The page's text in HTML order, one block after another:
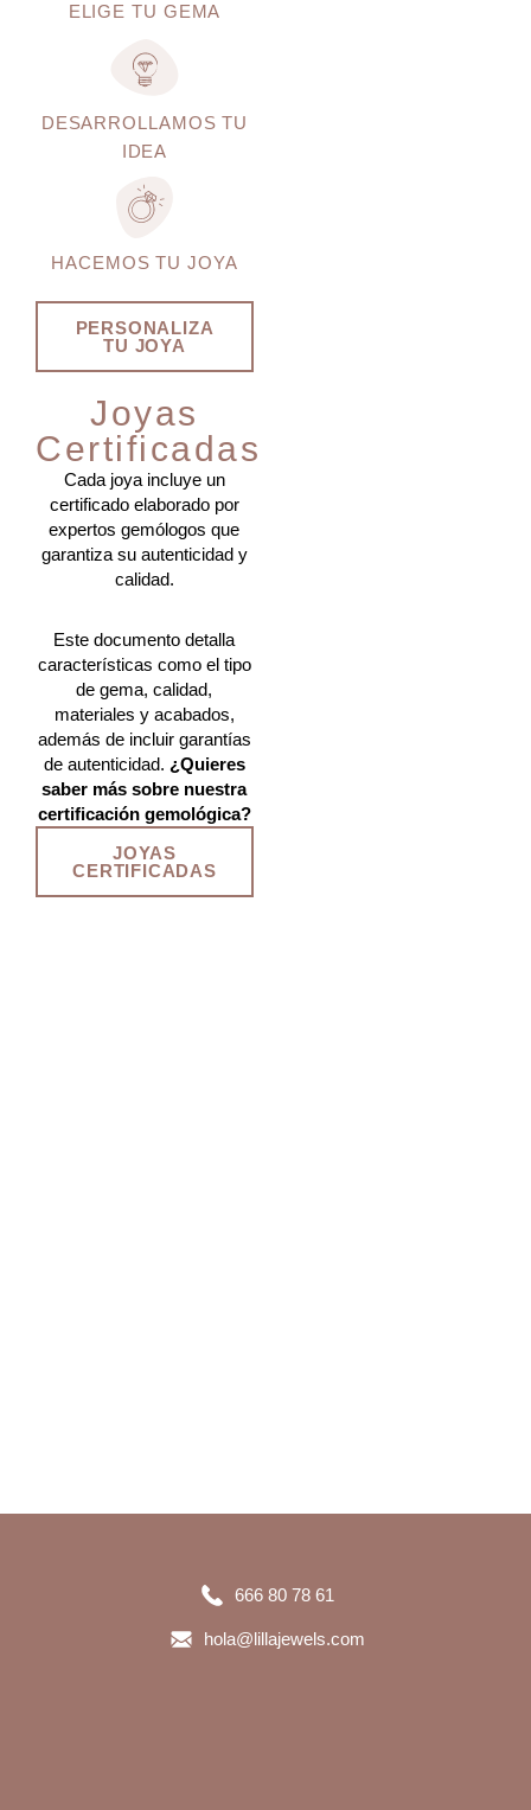
ELIGE TU GEMA
DESARROLLAMOS TU
IDEA
HACEMOS TU JOYA
PERSONALIZA
TU JOYA
Joyas
Certificadas
Cada joya incluye un
certificado elaborado por
expertos gemólogos que
garantiza su autenticidad y
calidad.
Este documento detalla
características como el tipo
de gema, calidad,
materiales y acabados,
además de incluir garantías
de autenticidad. ¿Quieres
saber más sobre nuestra
certificación gemológica?
JOYAS
CERTIFICADAS
666 80 78 61
hola@lillajewels.com